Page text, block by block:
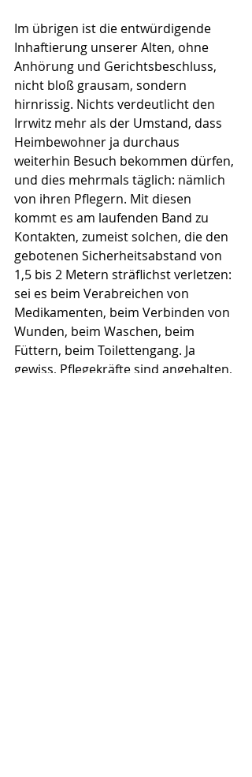
Im übrigen ist die entwürdigende
Inhaftierung unserer Alten, ohne
Anhörung und Gerichts­beschluss,
nicht bloß grausam, sondern
hirnrissig. Nichts verdeutlicht den
Irrwitz mehr als der Umstand, dass
Heimbewohner ja durchaus
weiterhin Besuch bekommen dürfen,
und dies mehrmals täglich: nämlich
von ihren Pflegern. Mit diesen
kommt es am laufenden Band zu
Kontakten, zumeist solchen, die den
gebotenen Sicherheitsabstand von
1,5 bis 2 Metern sträflichst verletzen:
sei es beim Verabreichen von
Medikamenten, beim Verbinden von
Wunden, beim Waschen, beim
Füttern, beim Toilettengang. Ja
gewiss, Pflegekräfte sind angehalten,